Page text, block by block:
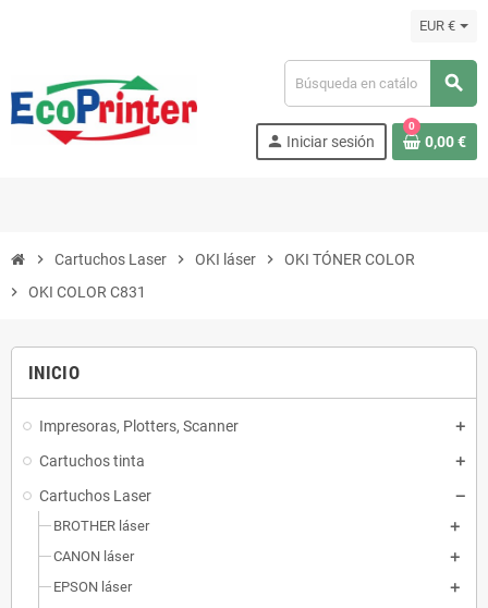
EUR €
search
person Iniciar sesión
0
0,00 €
chevron_right Cartuchos Laser chevron_right OKI láser chevron_right
OKI TÓNER COLOR
chevron_right
OKI COLOR C831
INICIO
Impresoras, Plotters, Scanner
Cartuchos tinta
Cartuchos Laser
BROTHER láser
CANON láser
EPSON láser